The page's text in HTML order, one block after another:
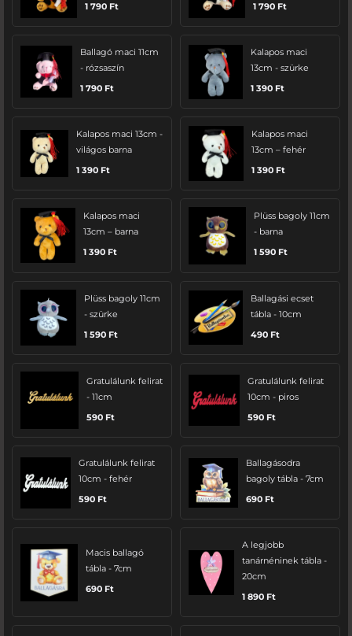
1 790 Ft
1 790 Ft
Ballagó maci 11cm
- rózsaszín
1 790 Ft
Kalapos maci
13cm - szürke
1 390 Ft
Kalapos maci 13cm -
világos barna
1 390 Ft
Kalapos maci
13cm – fehér
1 390 Ft
Kalapos maci
13cm – barna
1 390 Ft
Plüss bagoly 11cm
- barna
1 590 Ft
Plüss bagoly 11cm
- szürke
1 590 Ft
Ballagási ecset
tábla - 10cm
490 Ft
Gratulálunk felirat
- 11cm
590 Ft
Gratulálunk felirat
10cm - piros
590 Ft
Gratulálunk felirat
10cm - fehér
590 Ft
Ballagásodra
bagoly tábla - 7cm
690 Ft
Macis ballagó
tábla - 7cm
690 Ft
A legjobb
tanárnéninek tábla -
20cm
1 890 Ft